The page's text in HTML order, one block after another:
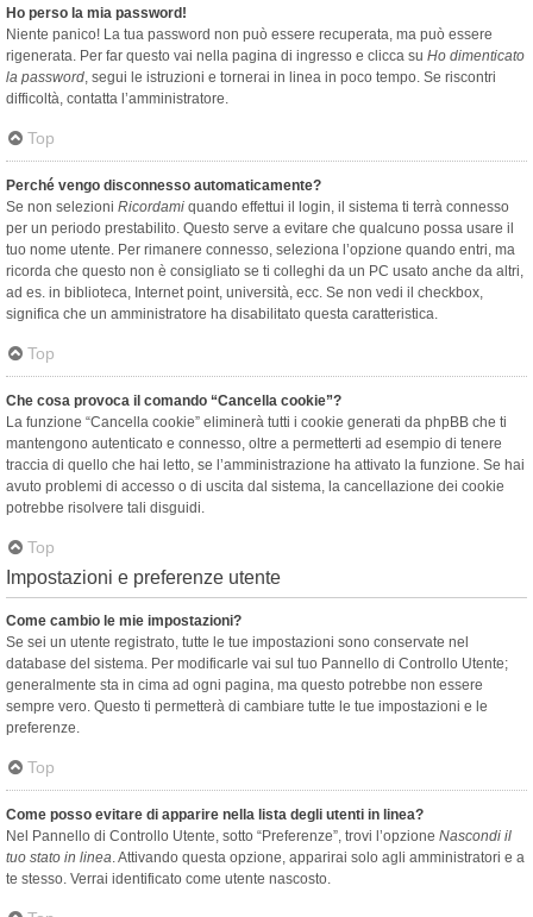
Ho perso la mia password!
Niente panico! La tua password non può essere recuperata, ma può essere
rigenerata. Per far questo vai nella pagina di ingresso e clicca su Ho dimenticato
la password, segui le istruzioni e tornerai in linea in poco tempo. Se riscontri
difficoltà, contatta l’amministratore.
Top
Perché vengo disconnesso automaticamente?
Se non selezioni Ricordami quando effettui il login, il sistema ti terrà connesso
per un periodo prestabilito. Questo serve a evitare che qualcuno possa usare il
tuo nome utente. Per rimanere connesso, seleziona l’opzione quando entri, ma
ricorda che questo non è consigliato se ti colleghi da un PC usato anche da altri,
ad es. in biblioteca, Internet point, università, ecc. Se non vedi il checkbox,
significa che un amministratore ha disabilitato questa caratteristica.
Top
Che cosa provoca il comando “Cancella cookie”?
La funzione “Cancella cookie” eliminerà tutti i cookie generati da phpBB che ti
mantengono autenticato e connesso, oltre a permetterti ad esempio di tenere
traccia di quello che hai letto, se l’amministrazione ha attivato la funzione. Se hai
avuto problemi di accesso o di uscita dal sistema, la cancellazione dei cookie
potrebbe risolvere tali disguidi.
Top
Impostazioni e preferenze utente
Come cambio le mie impostazioni?
Se sei un utente registrato, tutte le tue impostazioni sono conservate nel
database del sistema. Per modificarle vai sul tuo Pannello di Controllo Utente;
generalmente sta in cima ad ogni pagina, ma questo potrebbe non essere
sempre vero. Questo ti permetterà di cambiare tutte le tue impostazioni e le
preferenze.
Top
Come posso evitare di apparire nella lista degli utenti in linea?
Nel Pannello di Controllo Utente, sotto “Preferenze”, trovi l’opzione Nascondi il
tuo stato in linea. Attivando questa opzione, apparirai solo agli amministratori e a
te stesso. Verrai identificato come utente nascosto.